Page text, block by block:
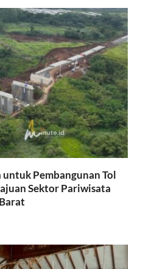
Pembangunan Tol
Sektor Pariwisata